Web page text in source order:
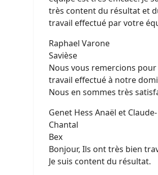
très content du résultat et
travail effectué par votre
Raphael Varone
Savièse
Nous vous remercions pour
travail effectué à notre
Nous en sommes très
Genet Hess Anaël et Claude-
Chantal
Bex
Bonjour, Ils ont très bien
Je suis content du résultat.